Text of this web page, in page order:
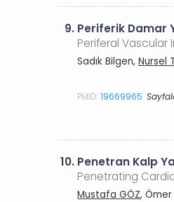
9. Periferik Damar
Periferal Vascular
Sadık Bilgen,Nursel
PMID:19669965
10. Penetran Kalp
Penetrating
Mustafa GÖZ, Ömer